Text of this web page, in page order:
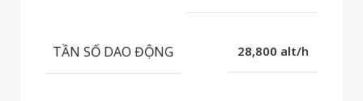
TẦN SỐ DAO ĐỘNG 28,800 alt/h